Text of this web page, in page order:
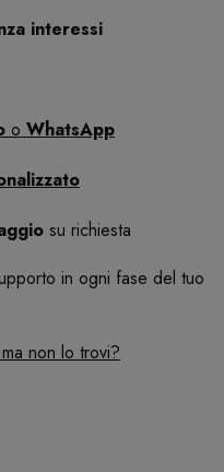
interessi
o WhatsApp
su richiesta
in ogni fase del tuo
ma non lo trovi?